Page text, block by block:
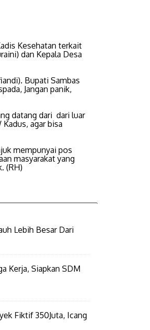
Kesehatan terkait
dan Kepala Desa
Bupati Sambas
Jangan panik,
datang dari dari luar
agar bisa
mempunyai pos
masyarakat yang
(RH)
Lebih Besar Dari
Kerja, Siapkan SDM
Fiktif 350Juta, Icang